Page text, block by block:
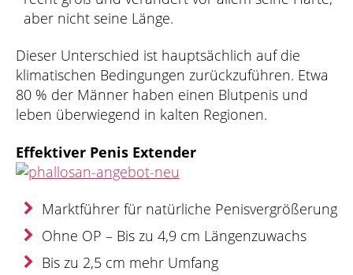
aber nicht seine Länge.
Dieser Unterschied ist hauptsächlich auf die
klimatischen Bedingungen zurückzuführen. Etwa
80 % der Männer haben einen Blutpenis und
leben überwiegend in kalten Regionen.
Effektiver Penis Extender
Marktführer für natürliche Penisvergrößerung
Ohne OP – Bis zu 4,9 cm Längenzuwachs
Bis zu 2,5 cm mehr Umfang